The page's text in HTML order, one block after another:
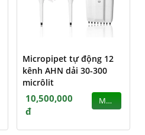
Micropipet tự động 12
kênh AHN dải 30-300
micrôlit
10,500,000
đ
MUA